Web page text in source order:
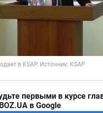
первыми в курсе
в Google